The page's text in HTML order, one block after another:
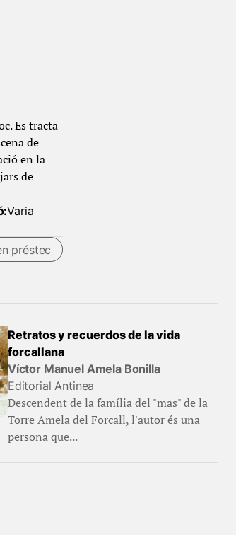
Es tracta
de
en la
de
Varia
préstec
Retratos y recuerdos de la vida
forcallana
Víctor Manuel Amela Bonilla
Editorial Antinea
Descendent de la família del "mas" de la
Torre Amela del Forcall, l'autor és una
persona que...